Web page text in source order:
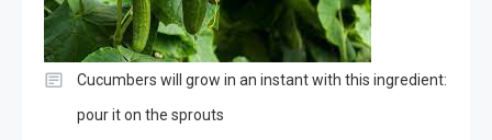
Cucumbers will grow in an instant with this ingredient:
pour it on the sprouts